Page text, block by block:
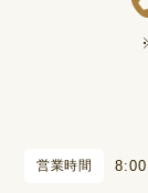
営業時間